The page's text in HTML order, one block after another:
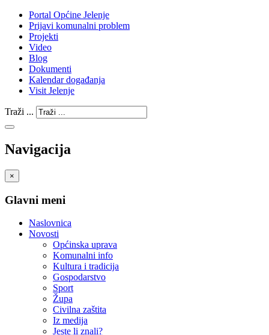
Portal Općine Jelenje
Prijavi komunalni problem
Projekti
Video
Blog
Dokumenti
Kalendar događanja
Visit Jelenje
Traži ...
Navigacija
×
Glavni meni
Naslovnica
Novosti
Općinska uprava
Komunalni info
Kultura i tradicija
Gospodarstvo
Sport
Župa
Civilna zaštita
Iz medija
Jeste li znali?